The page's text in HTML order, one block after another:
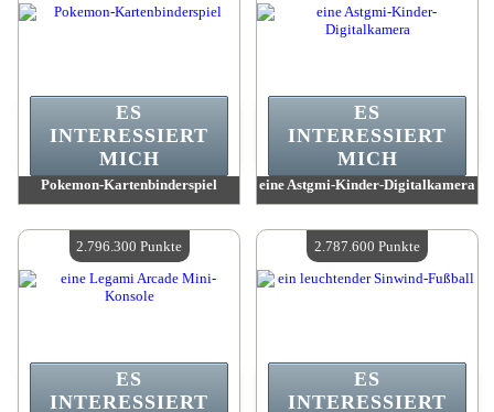
Pokemon-Kartenbinderspiel
Verfügbare Menge:4
ES
INTERESSIERT
MICH
eine Astgmi-Kinder-Digitalkamera
Verfügbare Menge:4
ES
INTERESSIERT
MICH
ES
INTERESSIERT
2.796.300 Punkte
ES
INTERESSIERT
2.787.600 Punkte